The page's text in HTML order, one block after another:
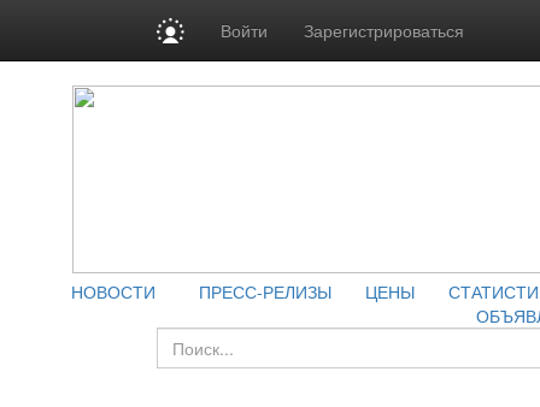
Войти Зарегистрироваться
НОВОСТИ ПРЕСС-РЕЛИЗЫ ЦЕНЫ